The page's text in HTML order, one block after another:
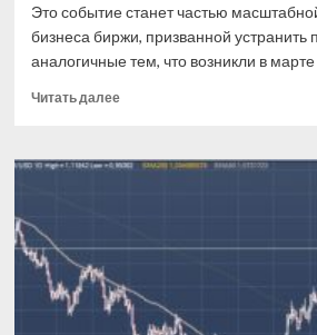
Это событие станет частью
бизнеса биржи, призванной устранить
аналогичные тем, что возникли в марте
Читать далееПрочитать
LME
спотовый
рынок
для